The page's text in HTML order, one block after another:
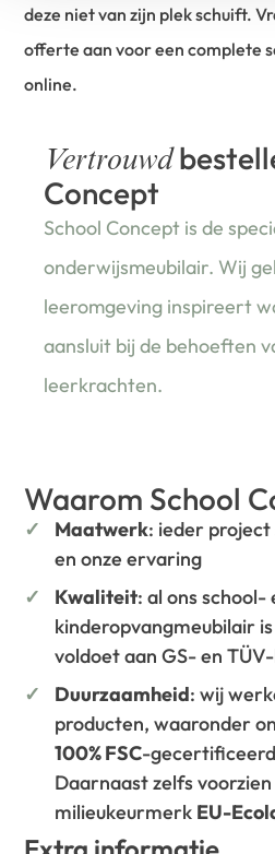
deze niet van zijn plek schuift.
offerte aan voor een complete
online.
Vertrouwd
Concept
School Concept is de
onderwijsmeubilair. Wij
leeromgeving inspireert
aansluit bij de behoeften
leerkrachten.
Waarom School
Maatwerk: ieder
en onze ervaring
Kwaliteit: al ons school-
kinderopvangmeubilair
voldoet aan GS- en
Duurzaamheid: wij
producten, waaronder
100% FSC-
Daarnaast zelfs
milieukeurmerk EU-